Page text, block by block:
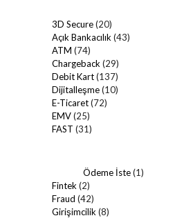
3D Secure(20)
Açık Bankacılık (43)
ATM (74)
Chargeback (29)
Debit Kart(137)
Dijitalleşme(10)
E-Ticaret(72)
EMV(25)
FAST (31)
Ödeme İste(1)
Fintek (2)
Fraud (42)
Girişimcilik (8)